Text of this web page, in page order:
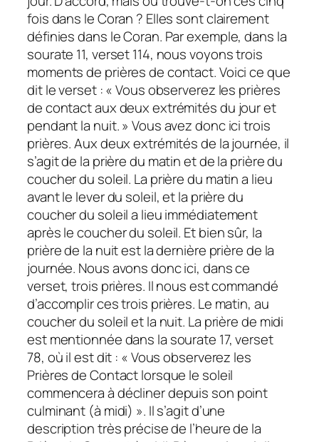
fois dans le Coran ? Elles sont clairement
définies dans le Coran. Par exemple, dans la
sourate 11, verset 114, nous voyons trois
moments de prières de contact. Voici ce que
dit le verset : « Vous observerez les prières
de contact aux deux extrémités du jour et
pendant la nuit. » Vous avez donc ici trois
prières. Aux deux extrémités de la journée, il
s’agit de la prière du matin et de la prière du
coucher du soleil. La prière du matin a lieu
avant le lever du soleil, et la prière du
coucher du soleil a lieu immédiatement
après le coucher du soleil. Et bien sûr, la
prière de la nuit est la dernière prière de la
journée. Nous avons donc ici, dans ce
verset, trois prières. Il nous est commandé
d’accomplir ces trois prières. Le matin, au
coucher du soleil et la nuit. La prière de midi
est mentionnée dans la sourate 17, verset
78, où il est dit : « Vous observerez les
Prières de Contact lorsque le soleil
commencera à décliner depuis son point
culminant (à midi) ». Il s’agit d’une
description très précise de l’heure de la